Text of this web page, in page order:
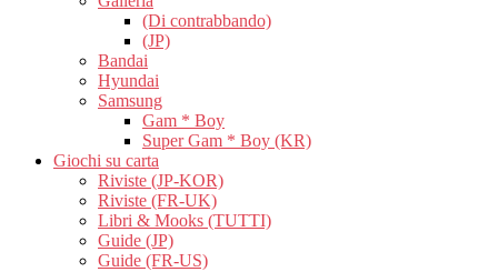
(Di contrabbando)
(JP)
Bandai
Hyundai
Samsung
Gam * Boy
Super Gam * Boy (KR)
Giochi su carta
Riviste (JP-KOR)
Riviste (FR-UK)
Libri & Mooks (TUTTI)
Guide (JP)
Guide (FR-US)